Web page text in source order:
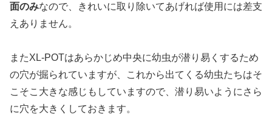
面のみなので、きれいに取り除いてあげれば使用には差支
えありません。
またXL-POTはあらかじめ中央に幼虫が潜り易くするため
の穴が掘られていますが、これから出てくる幼虫たちはそ
こそこ大きな感じもしていますので、潜り易いようにさら
に穴を大きくしておきます。